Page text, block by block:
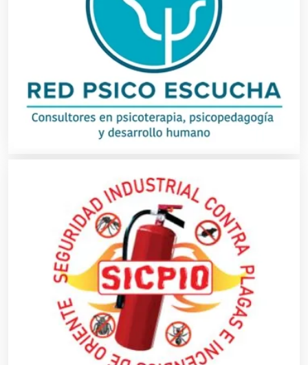
Centros de Espectáculos
Centros de Nutrición
Centros Turísticos
Cerrajerías
Cibercafés
Clínicas de Belleza
Clínicas de Rehabilitación